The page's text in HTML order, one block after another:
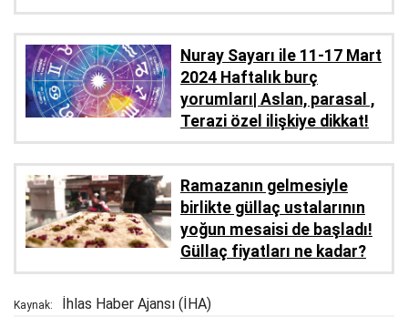
Nuray Sayarı ile 11-17 Mart
2024 Haftalık burç
yorumları| Aslan, parasal ,
Terazi özel ilişkiye dikkat!
Ramazanın gelmesiyle
birlikte güllaç ustalarının
yoğun mesaisi de başladı!
Güllaç fiyatları ne kadar?
Kaynak: İhlas Haber Ajansı (İHA)